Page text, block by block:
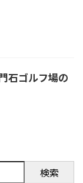
石ゴルフ場の
検索